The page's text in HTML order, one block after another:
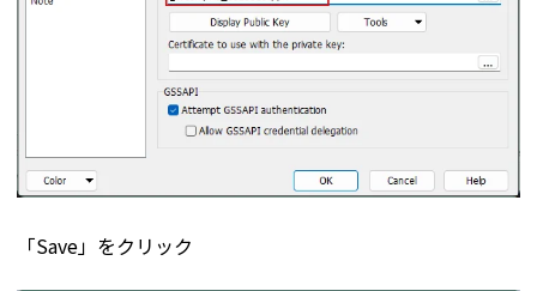
「Save」をクリック